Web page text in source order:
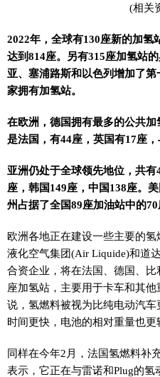
(相关
2022年，全球有130座新的加氢
达到814座。另有315座加氢站
亚、塞浦路斯和以色列增加了
家拥有加氢站。
在欧洲，德国拥有最多的公共
是法国，有44座，英国有17座，
亚洲仍处于全球领先地位，共
座，韩国149座，中国138座。
州占据了全国89座加油站中的70
欧洲各地正在建设一些主要的
液化空气集团(Air Liquide)和道
合资企业，将在法国、德国、
座加氢站，主要用于卡车和
说，氢燃料被视为比纯电动汽
时间更快，电池的相对重量也更
同样在今年2月，法国氢燃料补
表示，它正在与雷诺和Plug的